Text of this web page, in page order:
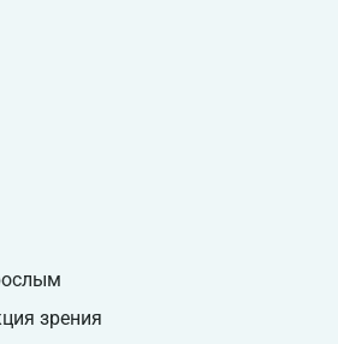
зрения